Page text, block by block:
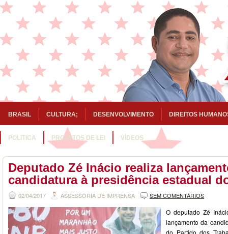
BRASIL CULTURA; DESENVOLVIMENTO DIREITOS
POLITICA PROJETOS DE LEI VÍDEOS
Deputado Zé Inácio realiza
candidatura à presidência estadual
02/04/2017 ASSESSORIA DE IMPRENSA SEM COMENTÁRIOS
O deputado Zé
lançamento da
do Partido dos